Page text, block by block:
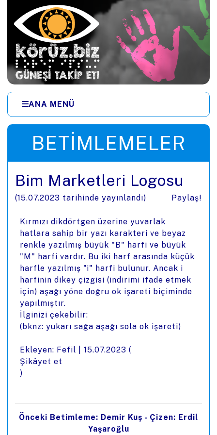
Ana içeriğe zıpla
ANA MENÜ
BETIMLEMELER
Bim Marketleri Logosu
(15.07.2023 tarihinde yayınlandı) Paylaş!
Kırmızı dikdörtgen üzerine yuvarlak
hatlara sahip bir yazı karakteri ve beyaz
renkle yazılmış büyük "B" harfi ve büyük
"M" harfi vardır. Bu iki harf arasında küçük
harfle yazılmış "i" harfi bulunur. Ancak i
harfinin dikey çizgisi (indirimi ifade etmek
için) aşağı yöne doğru ok işareti biçiminde
yapılmıştır.
İlginizi çekebilir:
(bknz: yukarı sağa aşağı sola ok işareti)
Ekleyen: Fefil | 15.07.2023 (
Şikâyet et
)
Önceki Betimleme: Demir Kuş - Çizen: Erdil
Yaşaroğlu
Menüye zıpla